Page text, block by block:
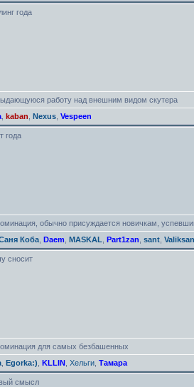
года
работу над внешним видом скутера
kaban Nexus Vespeen
года
обычно присуждается новичкам,
Коба Daem MASKAL Part1zan sant Valiksan
сносит
для самых безбашенных
Egorka:) KLLIN Хельги Тамара
смысл